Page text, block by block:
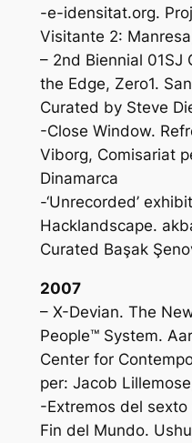
-e-idensitat.org.
Visitante 2:
– 2nd Biennial 01SJ
the Edge, Zero1.
Curated by Steve
-Close Window.
Viborg, Comisariat
Dinamarca
-‘Unrecorded’
Hacklandscape.
Curated Başak
2007
– X-Devian. The
People™ System.
Center for
per: Jacob
-Extremos del
Fin del Mundo.